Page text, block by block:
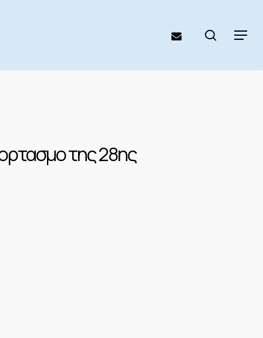
Menu
email search
της 28ης